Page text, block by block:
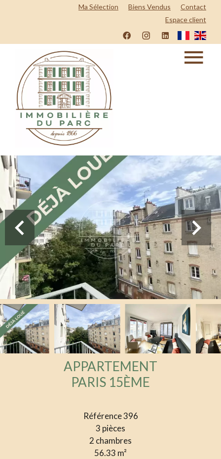
Ma Sélection Biens Vendus
Contact
Espace client
APPARTEMENT
PARIS 15ÈME
Référence396
3 pièces
2 chambres
56.33 m²